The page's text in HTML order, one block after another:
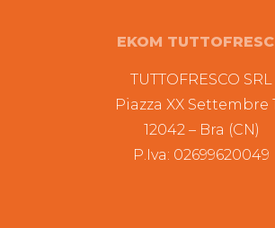
EKOM
TUTTOFRESCO SRL
Piazza XX Settembre
12042 – Bra (CN)
P.Iva: 02699620049